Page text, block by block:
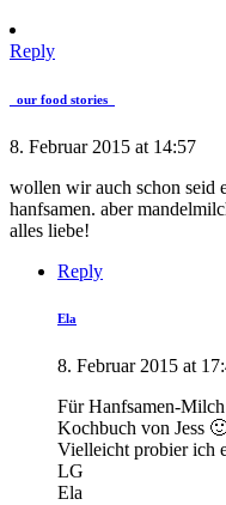
Reply
_our food stories_
8. Februar 2015 at 14:57
wollen wir auch schon seid
hanfsamen. aber
alles liebe!
Reply
Ela
8. Februar 2015 at
Für Hanfsamen-
Kochbuch von Jess
Vielleicht probier ich
LG
Ela